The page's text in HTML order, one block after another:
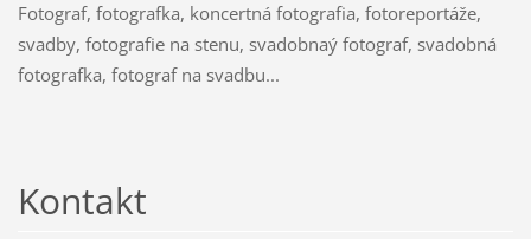
Fotograf, fotografka, koncertná fotografia, fotoreportáže,
svadby, fotografie na stenu, svadobnaý fotograf, svadobná
fotografka, fotograf na svadbu...
Kontakt